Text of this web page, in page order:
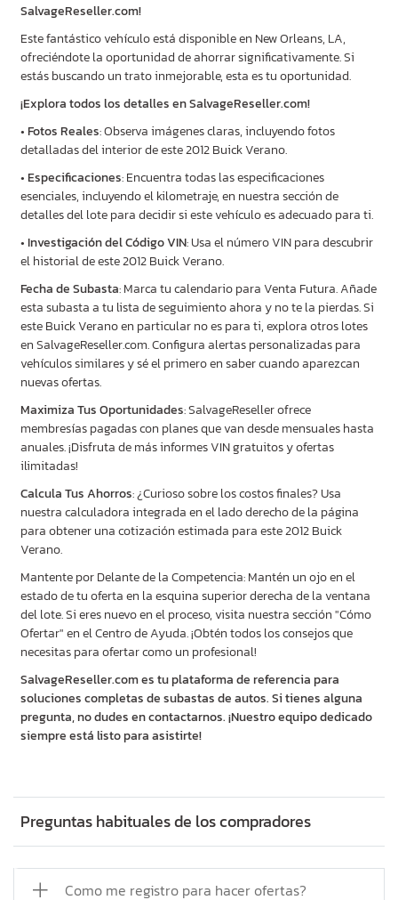
Preguntas habituales de los compradores
Como me registro para hacer ofertas?
SalvageReseller.com!
Este fantástico vehículo está disponible en New Orleans, LA,
ofreciéndote la oportunidad de ahorrar significativamente. Si
estás buscando un trato inmejorable, esta es tu oportunidad.
¡Explora todos los detalles en SalvageReseller.com!
•Fotos Reales: Observa imágenes claras, incluyendo fotos
detalladas del interior de este 2012 Buick Verano.
•Especificaciones: Encuentra todas las especificaciones
esenciales, incluyendo el kilometraje, en nuestra sección de
detalles del lote para decidir si este vehículo es adecuado para ti.
•Investigación del Código VIN: Usa el número VIN para descubrir
el historial de este 2012 Buick Verano.
Fecha de Subasta: Marca tu calendario para Venta Futura. Añade
esta subasta a tu lista de seguimiento ahora y no te la pierdas. Si
este Buick Verano en particular no es para ti, explora otros lotes
en SalvageReseller.com. Configura alertas personalizadas para
vehículos similares y sé el primero en saber cuando aparezcan
nuevas ofertas.
Maximiza Tus Oportunidades: SalvageReseller ofrece
membresías pagadas con planes que van desde mensuales hasta
anuales. ¡Disfruta de más informes VIN gratuitos y ofertas
ilimitadas!
Calcula Tus Ahorros: ¿Curioso sobre los costos finales? Usa
nuestra calculadora integrada en el lado derecho de la página
para obtener una cotización estimada para este 2012 Buick
Verano.
Mantente por Delante de la Competencia: Mantén un ojo en el
estado de tu oferta en la esquina superior derecha de la ventana
del lote. Si eres nuevo en el proceso, visita nuestra sección "Cómo
Ofertar" en el Centro de Ayuda. ¡Obtén todos los consejos que
necesitas para ofertar como un profesional!
SalvageReseller.com es tu plataforma de referencia para
soluciones completas de subastas de autos. Si tienes alguna
pregunta, no dudes en contactarnos. ¡Nuestro equipo dedicado
siempre está listo para asistirte!